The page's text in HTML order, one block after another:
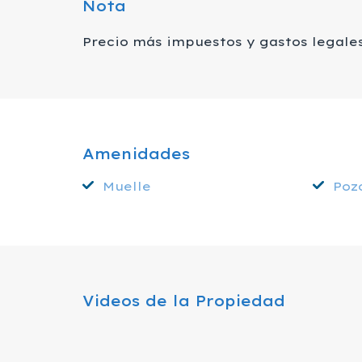
Nota
Precio más impuestos y gastos
Amenidades
Muelle
Videos de la Propiedad